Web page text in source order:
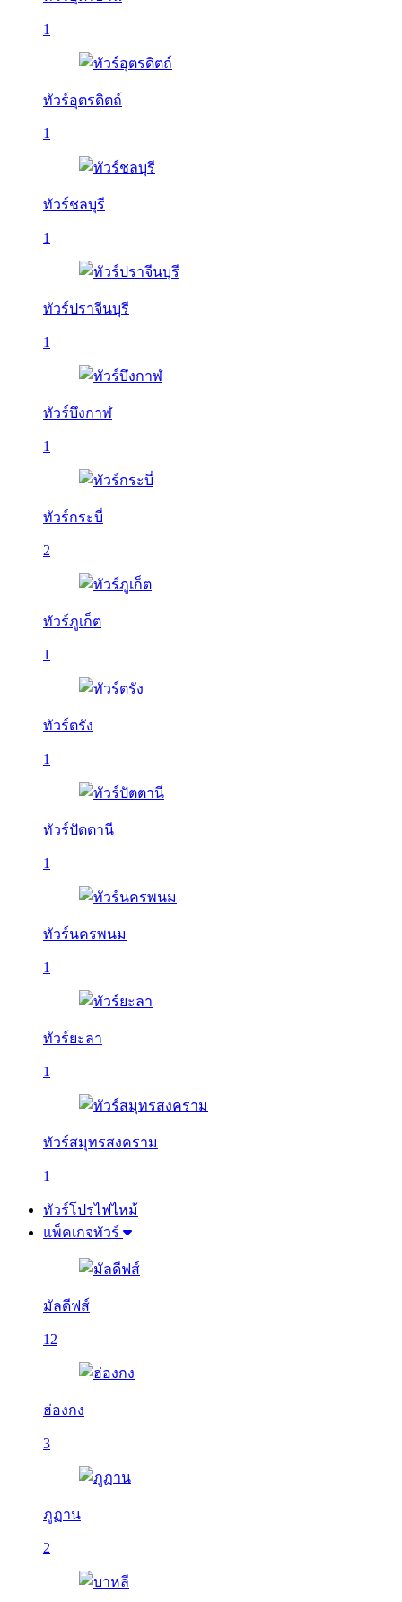
1
ทัวร์อุตรดิตถ์
1
ทัวร์ชลบุรี
1
ทัวร์ปราจีนบุรี
1
ทัวร์บึงกาฬ
1
ทัวร์กระบี่
2
ทัวร์ภูเก็ต
1
ทัวร์ตรัง
1
ทัวร์ปัตตานี
1
ทัวร์นครพนม
1
ทัวร์ยะลา
1
ทัวร์สมุทรสงคราม
1
ทัวร์โปรไฟไหม้
แพ็คเกจทัวร์
มัลดีฟส์
12
ฮ่องกง
3
ภูฏาน
2